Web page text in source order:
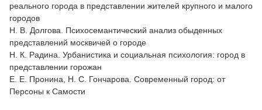
реального города в представлении жителей крупного и малого
городов
Н. В. Долгова. Психосемантический анализ обыденных
представлений москвичей о городе
Н. К. Радина. Урбанистика и социальная психология: город в
представлении горожан
Е. Е. Пронина, Н. С. Гончарова. Современный город: от
Персоны к Самости